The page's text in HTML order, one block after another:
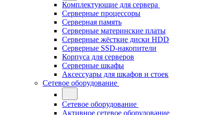
Комплектующие для сервера
Серверные процессоры
Серверная память
Серверные материнские платы
Серверные жёсткие диски HDD
Серверные SSD-накопители
Корпуса для серверов
Серверные шкафы
Аксессуары для шкафов и стоек
Сетевое оборудование
Сетевое оборудование
Активное сетевое оборудование